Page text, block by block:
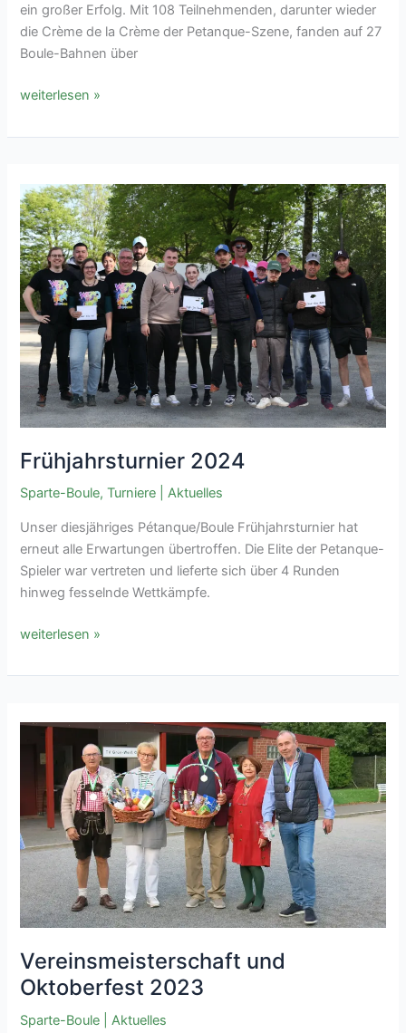
ein großer Erfolg. Mit 108 Teilnehmenden, darunter wieder
die Crème de la Crème der Petanque-Szene, fanden auf 27
Boule-Bahnen über
Gerd-
Turnier
weiterlesen »
Frühjahrsturnier 2024
Sparte-Boule,Turniere |Aktuelles
Unser diesjähriges Pétanque/Boule Frühjahrsturnier hat
erneut alle Erwartungen übertroffen. Die Elite der Petanque-
Spieler war vertreten und lieferte sich über 4 Runden
hinweg fesselnde Wettkämpfe.
Frühjahrsturnier
weiterlesen »
Vereinsmeisterschaft und
Oktoberfest 2023
Sparte-Boule |Aktuelles